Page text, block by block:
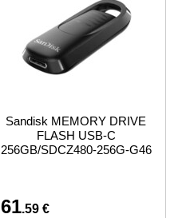
Sandisk MEMORY DRIVE
FLASH USB-C
256GB/SDCZ480-256G-G46
61.59 €